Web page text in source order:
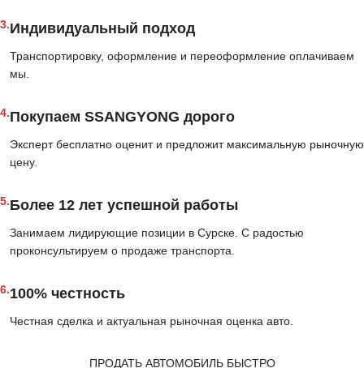
3.Индивидуальный подход
Транспортировку, оформление и переоформление оплачиваем
мы.
4.Покупаем SSANGYONG дорого
Эксперт бесплатно оценит и предложит максимальную рыночную
цену.
5.Более 12 лет успешной работы
Занимаем лидирующие позиции в Сурске. С радостью
проконсультируем о продаже транспорта.
6.100% честность
Честная сделка и актуальная рыночная оценка авто.
ПРОДАТЬ АВТОМОБИЛЬ БЫСТРО